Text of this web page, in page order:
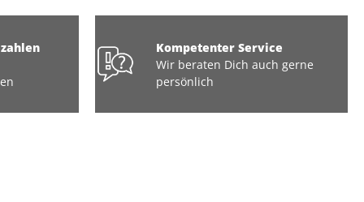
Kompetenter Service
Wir beraten Dich auch gerne
persönlich